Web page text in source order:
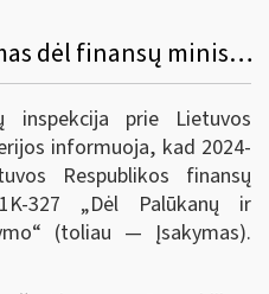
Informacinis pranešimas dėl finansų ministro įsakymo pakeitimo
inspekcija prie Lietuvos
informuoja, kad 2024-
Respublikos finansų
327 „Dėl Palūkanų ir
(toliau — Įsakymas).